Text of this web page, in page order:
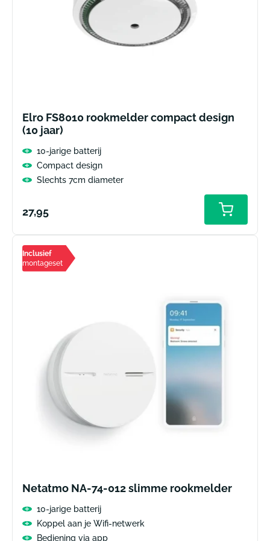
Elro FS8010 rookmelder compact design
(10 jaar)
10-jarige batterij
Compact design
Slechts 7cm diameter
Normale
27,95
Inclusief
montageset
Netatmo NA-74-012 slimme rookmelder
10-jarige batterij
Koppel aan je Wifi-netwerk
Bediening via app